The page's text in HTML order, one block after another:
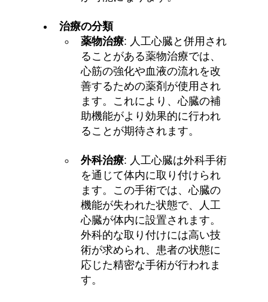
治療の分類
薬物治療: 人工心臓と併用され
ることがある薬物治療では、
心筋の強化や血液の流れを改
善するための薬剤が使用され
ます。これにより、心臓の補
助機能がより効果的に行われ
ることが期待されます。
外科治療: 人工心臓は外科手術
を通じて体内に取り付けられ
ます。この手術では、心臓の
機能が失われた状態で、人工
心臓が体内に設置されます。
外科的な取り付けには高い技
術が求められ、患者の状態に
応じた精密な手術が行われま
す。